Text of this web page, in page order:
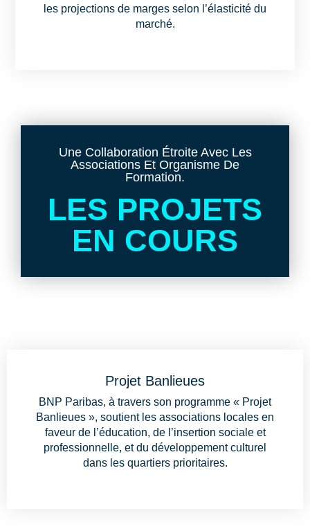
les projections de marges selon l’élasticité du
marché.
Une Collaboration Étroite Avec Les
Associations Et Organisme De
Formation.
LES PROJETS
EN COURS
Projet Banlieues
BNP Paribas, à travers son programme « Projet
Banlieues », soutient les associations locales en
faveur de l’éducation, de l’insertion sociale et
professionnelle, et du développement culturel
dans les quartiers prioritaires.